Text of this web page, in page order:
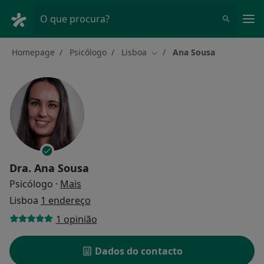
O que procura?
Homepage Psicólogo Lisboa Mudar de cidade
Ana Sousa
Dra. Ana Sousa
Psicólogo · Mais
Lisboa 1 endereço
1 opinião
Dados do contacto